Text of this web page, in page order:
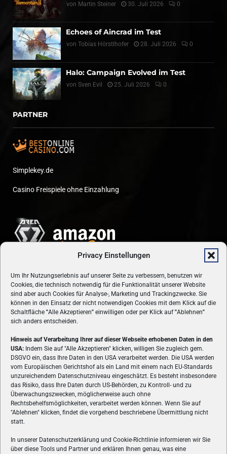
Privacy Einstellungen
Um Ihr Nutzungserlebnis auf unserer Seite zu verbessern, benutzen wir
Cookies, die technisch notwendig für die Funktionalität unserer Website
sind aber auch Cookies für Analyse-, Marketing und Trackingzwecke. Sie
können in den Einsatz der nicht notwendigen Cookies mit dem Klick auf die
Schaltfläche "Alle Akzeptieren" einwilligen oder per Klick auf"Ablehnen"
sich anders entscheiden.
Hinweis auf Verarbeitung Ihrer auf dieser Webseite erhobenen Daten in den
USA: Indem Sie auf "Alle Akzeptieren" klicken, willigen Sie zugleich gem.
DSGVO ein, dass Ihre Daten in den USA verarbeitet werden. Die USA werden
vom Europäischen Gerichtshof als ein Land mit einem nach EU-Standards
unzureichendem Datenschutzniveau eingeschätzt. Es besteht insbesondere
das Risiko, dass Ihre Daten durch US-Behörden, zu Kontroll- und zu
Überwachungszwecken, möglicherweise auch ohne
Rechtsbehelfsmöglichkeiten, verarbeitet werden können. Wenn Sie auf
"Ablehnen" klicken, findet die vorgehend beschriebene Übermittlung nicht
statt.
In unserer Datenschutzerklärung und Cookie-Richtlinie informieren wir Sie
über diese Tools und Partner und erklären Ihnen genau, was eine
von Martin Steiner 30. Juli 2026 0
Echoes of Aincrad im Test
von Tobias Hörstlhofer 28. Juli 2026 0
Halo: Campaign Evolved im Test
von Sven Evil 25. Juli 2026 0
PARTNER
Simplekey.de
Casino Freispiele ohne Einzahlung
ÜBER UNS
VON GAMERN, FÜR GAMER! Gamers.at ist das älteste Online-
Spielemagazin Österreichs und bringt täglich aktuelle News,
Reviews und Videos zu PC- und Konsolenspielen, Gaming-
Hardware und aus der Welt des e-Sport's.